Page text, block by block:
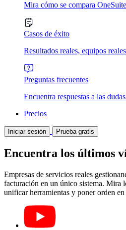
Mira cómo se compara OneSuite
Casos de éxito
Resultados reales, equipos reales
Preguntas frecuentes
Encuentra respuestas a las
Precios
Iniciar sesión Prueba gratis
Encuentra los últimos
Empresas de servicios reales
facturación en un único sistema. Mira
unificar herramientas y poner orden en